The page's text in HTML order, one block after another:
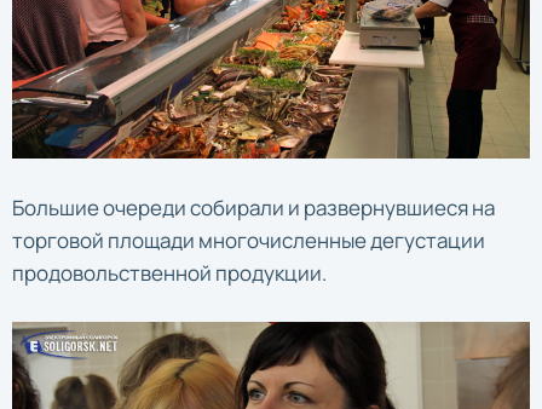
Большие очереди собирали и развернувшиеся на
торговой площади многочисленные дегустации
продовольственной продукции.